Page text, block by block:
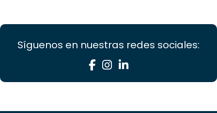
Síguenos en nuestras redes sociales: